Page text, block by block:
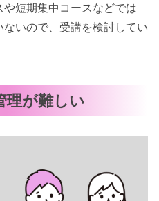
短期集中コースなどでは
ないので、受講を検討してい
理が難しい